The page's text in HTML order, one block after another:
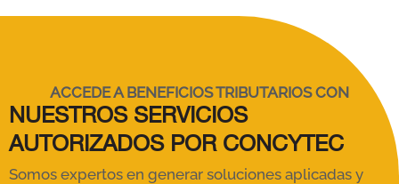
ACCEDE ABENEFICIOS TRIBUTARIOSCON
NUESTROS SERVICIOS
AUTORIZADOS POR CONCYTEC
Somos expertos en generar soluciones aplicadas y